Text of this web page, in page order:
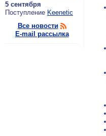
5 сентября
По­ступ­ле­ние Keenetic
Все новости
E-mail рассылка